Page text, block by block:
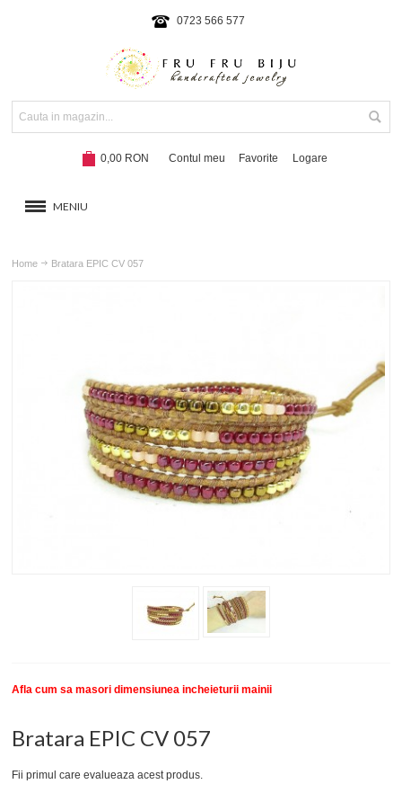
0723 566 577
0,00 RON Contul meu Favorite Logare
MENIU
NOUTATI 2024 Hot!
SETURI BRATARI New
COLECTII BRATARI
Home Bratara EPIC CV 057
Afla cum sa masori dimensiunea incheieturii mainii
Bratara EPIC CV 057
Fii primul care evalueaza acest produs.